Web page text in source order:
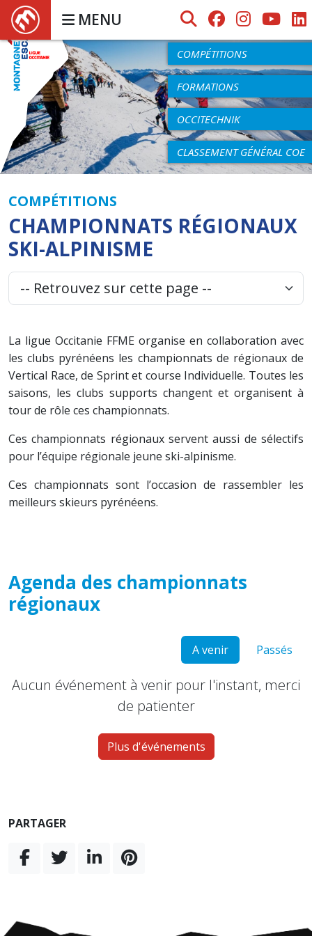
MENU AGENDA
COMPÉTITIONS
FORMATIONS
OCCITECHNIK
CLASSEMENT GÉNÉRAL COE
COMPÉTITIONS
CHAMPIONNATS RÉGIONAUX
SKI-ALPINISME
La ligue Occitanie FFME organise en collaboration avec
les clubs pyrénéens les championnats de régionaux de
Vertical Race, de Sprint et course Individuelle. Toutes les
saisons, les clubs supports changent et organisent à
tour de rôle ces championnats.
Ces championnats régionaux servent aussi de sélectifs
pour l’équipe régionale jeune ski-alpinisme.
Ces championnats sont l’occasion de rassembler les
meilleurs skieurs pyrénéens.
Agenda des championnats
régionaux
A venir Passés
Aucun événement à venir pour l'instant, merci
de patienter
Plus d'événements
PARTAGER